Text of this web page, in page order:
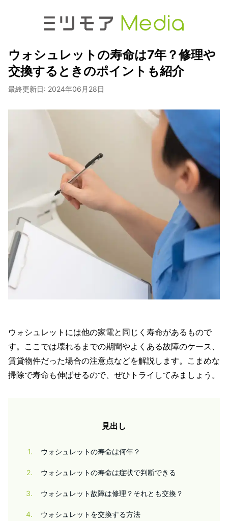
ウォシュレットの寿命は7年？修理や
交換するときのポイントも紹介
最終更新日: 2024年06月28日
ウォシュレットには他の家電と同じく寿命があるもので
す。ここでは壊れるまでの期間やよくある故障のケース、
賃貸物件だった場合の注意点などを解説します。こまめな
掃除で寿命も伸ばせるので、ぜひトライしてみましょう。
見出し
1 ウォシュレットの寿命は何年？
2 ウォシュレットの寿命は症状で判断できる
3 ウォシュレット故障は修理？それとも交換？
4 ウォシュレットを交換する方法